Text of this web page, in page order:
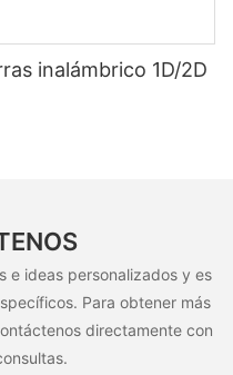
inalámbrico 1D/2D
e ideas personalizados y es
Para obtener más
directamente con